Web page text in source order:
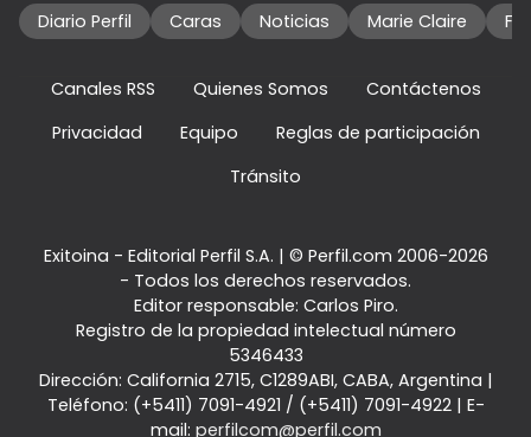
Diario Perfil Caras Noticias Marie Claire
Canales RSS Quienes Somos
Contáctenos
Privacidad
Equipo
Reglas de participación
Tránsito
Exitoina - Editorial Perfil S.A. | © Perfil.com 2006-2026
- Todos los derechos reservados.
Editor responsable: Carlos Piro.
Registro de la propiedad intelectual número
5346433
Dirección: California 2715, C1289ABI, CABA, Argentina |
Teléfono: (+5411) 7091-4921 / (+5411) 7091-4922| E-
mail: perfilcom@perfil.com